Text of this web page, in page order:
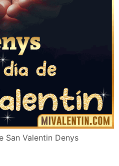
San Valentin Denys